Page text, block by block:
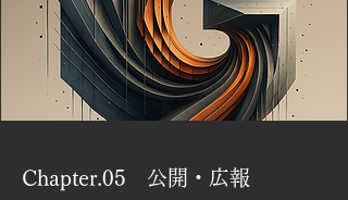
Chapter.05 公開・広報